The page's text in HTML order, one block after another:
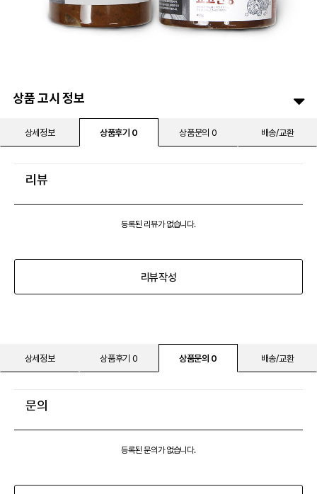
상품 고시 정보
상세정보 상품후기 0 상품문의 0 배송/교환
리뷰
등록된 리뷰가 없습니다.
리뷰작성
상세정보 상품후기 0 상품문의 0 배송/교환
문의
등록된 문의가 없습니다.